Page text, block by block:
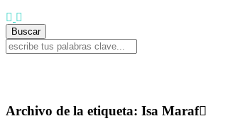
Archivo de la etiqueta: Isa Maraf